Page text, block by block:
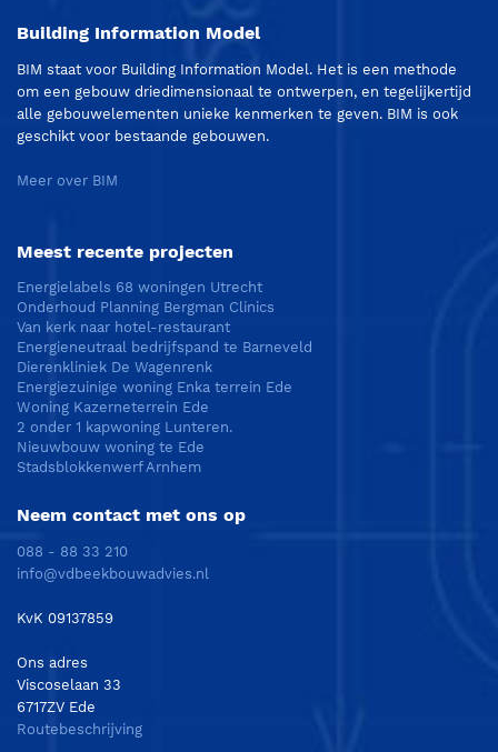
Building Information Model
BIM staat voor Building Information Model. Het is een methode
om een gebouw driedimensionaal te ontwerpen, en tegelijkertijd
alle gebouwelementen unieke kenmerken te geven. BIM is ook
geschikt voor bestaande gebouwen.
Meer over BIM
Meest recente projecten
Energielabels 68 woningen Utrecht
Onderhoud Planning Bergman Clinics
Van kerk naar hotel-restaurant
Energieneutraal bedrijfspand te Barneveld
Dierenkliniek De Wagenrenk
Energiezuinige woning Enka terrein Ede
Woning Kazerneterrein Ede
2 onder 1 kapwoning Lunteren.
Nieuwbouw woning te Ede
Stadsblokkenwerf Arnhem
Neem contact met ons op
088 - 88 33 210
info@vdbeekbouwadvies.nl
KvK 09137859
Ons adres
Viscoselaan 33
6717ZV Ede
Routebeschrijving